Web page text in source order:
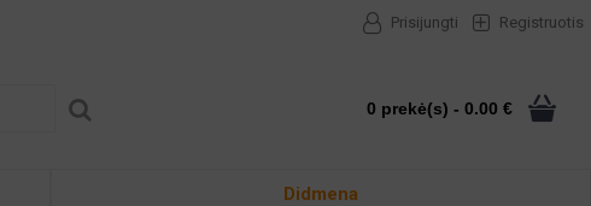
Prisijungti Registruotis
0 prekė(s) - 0.00 €
Didmena